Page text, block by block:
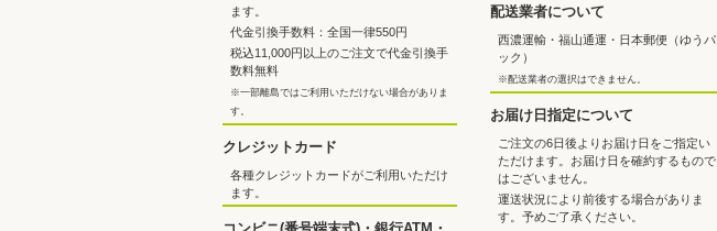
ます。
代金引換手数料：全国一律550円
税込11,000円以上のご注文で代金引換手
数料無料
※一部離島ではご利用いただけない場合がありま
す。
クレジットカード
各種クレジットカードがご利用いただけ
ます。
配送業者について
西濃運輸・福山通運・日本郵便（ゆうパ
ック）
※配送業者の選択はできません。
お届け日指定について
ご注文の6日後よりお届け日をご指定い
ただけます。お届け日を確約するもので
はございません。
運送状況により前後する場合がありま
す。予めご了承ください。